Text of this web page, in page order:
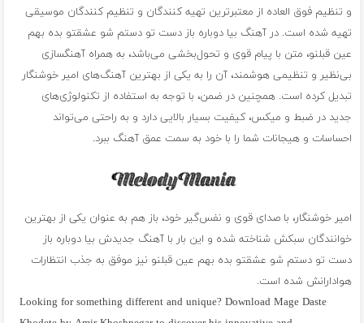
و تنظیم فوق العاده از معتبرترین تهیه کنندگان و تنظیم کنندگان موسیقی
تهیه شده است. در آهنگ بیا دوباره باز دست تو دستم شو عشقتو بده بهم
عین قبلنو، متن با پیام قوی و تحول‌بخشی می‌باشد، به همراه آهنگسازی
بی‌نظیر و تنظیمی هوشمند، آن را به یکی از بهترین آهنگ‌های امیر خوشنگار
تبدیل کرده است. همچنین در ضمن، با توجه به استفاده از تکنولوژی‌های
جدید در ضبط و میکس، کیفیت بسیار بالایی دارد و به راحتی می‌تواند
احساسات و هیجانات شما را با خود به سمت عمق آهنگ ببرد.
امیر خوشنگار، با صدای قوی و نفس‌گیر خود، باز هم به عنوان یکی از بهترین
خوانندگان سبکش شناخته شده و این بار با آهنگ جدیدش بیا دوباره باز
دست تو دستم شو عشقتو بده بهم عین قبلنو نیز موفق به جذب انتظارات
هوادارانش شده است.
Looking for something different and unique? Download Mage Daste